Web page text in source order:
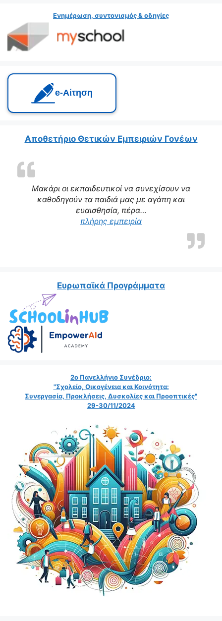
Ενημέρωση, συντονισμός & οδηγίες
e‑Αίτηση
Μακάρι οι εκπαιδευτικοί να συνεχίσουν να
καθοδηγούν τα παιδιά μας με αγάπη και
ευαισθησία, πέρα…
πλήρης εμπειρία“Η δασκάλα μας
Αποθετήριο Θετικών Εμπειριών Γονέων
Ευρωπαϊκά Προγράμματα
2ο Πανελλήνιο Συνέδριο:
"Σχολείο, Οικογένεια και Κοινότητα:
Συνεργασία, Προκλήσεις, Δυσκολίες και Προοπτικές"
29-30/11/2024